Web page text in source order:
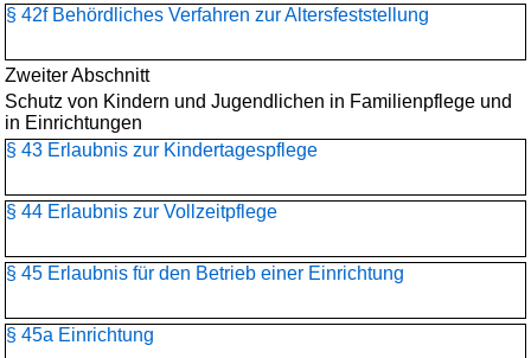
§ 42f Behördliches Verfahren zur Altersfeststellung
Zweiter Abschnitt
Schutz von Kindern und Jugendlichen in Familienpflege und
in Einrichtungen
§ 43 Erlaubnis zur Kindertagespflege
§ 44 Erlaubnis zur Vollzeitpflege
§ 45 Erlaubnis für den Betrieb einer Einrichtung
§ 45a Einrichtung